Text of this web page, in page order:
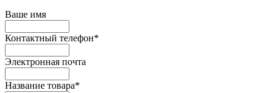
Ваше имя
Контактный телефон*
Электронная почта
Название товара*